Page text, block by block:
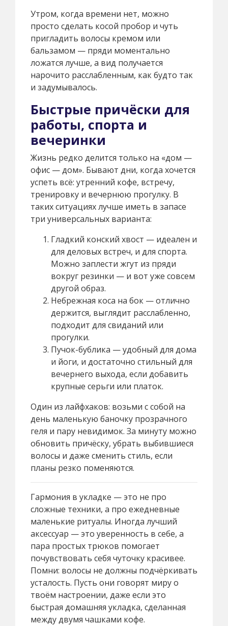
Утром, когда времени нет, можно
просто сделать косой пробор и чуть
пригладить волосы кремом или
бальзамом — пряди моментально
ложатся лучше, а вид получается
нарочито расслабленным, как будто так
и задумывалось.
Быстрые причёски для
работы, спорта и
вечеринки
Жизнь редко делится только на «дом —
офис — дом». Бывают дни, когда хочется
успеть всё: утренний кофе, встречу,
тренировку и вечернюю прогулку. В
таких ситуациях лучше иметь в запасе
три универсальных варианта:
Гладкий конский хвост — идеален и
для деловых встреч, и для спорта.
Можно заплести жгут из пряди
вокруг резинки — и вот уже совсем
другой образ.
Небрежная коса на бок — отлично
держится, выглядит расслабленно,
подходит для свиданий или
прогулки.
Пучок-бублика — удобный для дома
и йоги, и достаточно стильный для
вечернего выхода, если добавить
крупные серьги или платок.
Один из лайфхаков: возьми с собой на
день маленькую баночку прозрачного
геля и пару невидимок. За минуту можно
обновить причёску, убрать выбившиеся
волосы и даже сменить стиль, если
планы резко поменяются.
Гармония в укладке — это не про
сложные техники, а про ежедневные
маленькие ритуалы. Иногда лучший
аксессуар — это уверенность в себе, а
пара простых трюков помогает
почувствовать себя чуточку красивее.
Помни: волосы не должны подчёркивать
усталость. Пусть они говорят миру о
твоём настроении, даже если это
быстрая домашняя укладка, сделанная
между двумя чашками кофе.